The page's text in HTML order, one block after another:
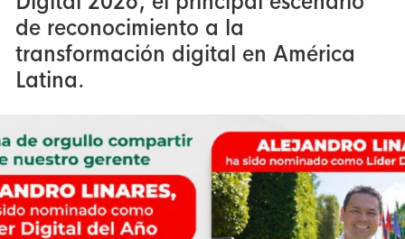
de reconocimiento a la
transformación digital en América
Latina.